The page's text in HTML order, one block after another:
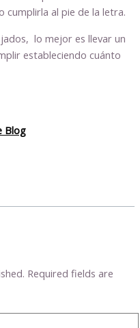
cumplirla al pie de la letra.
lo mejor es llevar un
estableciendo cuánto
Blog
Required fields are